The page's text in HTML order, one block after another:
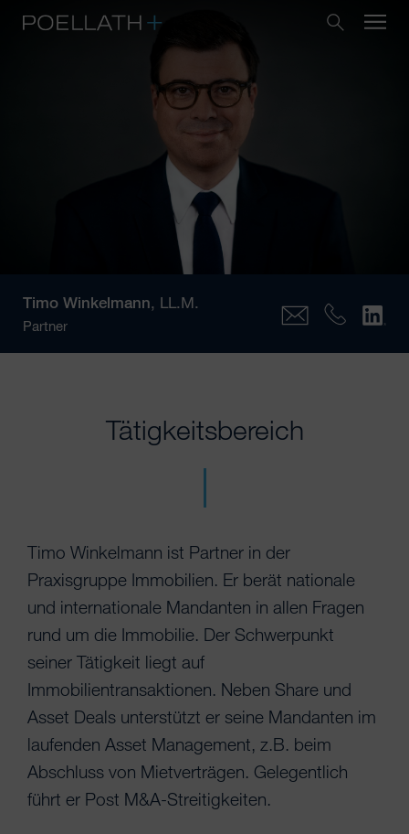
Timo Winkelmann, LL.M.
Partner
Tätigkeitsbereich
Timo Winkelmann ist Partner in der
Praxisgruppe Immobilien. Er berät nationale
und internationale Mandanten in allen Fragen
rund um die Immobilie. Der Schwerpunkt
seiner Tätigkeit liegt auf
Immobilientransaktionen. Neben Share und
Asset Deals unterstützt er seine Mandanten im
laufenden Asset Management, z.B. beim
Abschluss von Mietverträgen. Gelegentlich
führt er Post M&A-Streitigkeiten.